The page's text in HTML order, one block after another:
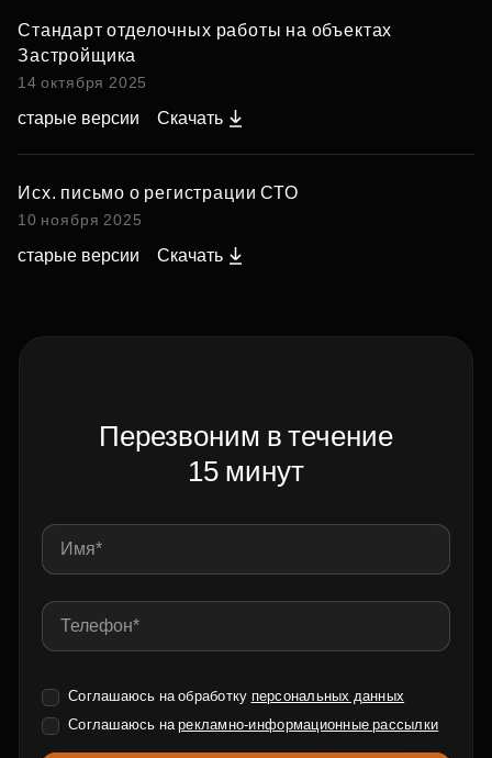
Стандарт отделочных работы на объектах
Застройщика
14 октября 2025
старые версии Скачать
Исх. письмо о регистрации СТО
10 ноября 2025
старые версии Скачать
Перезвоним в течение
15 минут
Соглашаюсь на обработку персональных данных
Соглашаюсь нарекламно-информационные рассылки